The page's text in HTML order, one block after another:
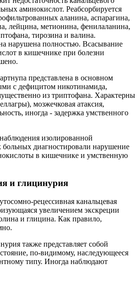
аминокислот. Реабсорбируется
аланина, аспарагина,
лейцина, метионина, фенилаланина,
тирозина и валина.
нарушена полностью. Всасывание
в кишечнике при болезни
представлена в основном
с дефицитом никотинамида,
из триптофана. Характерны
мозжечковая атаксия,
иногда - задержка умственного
изолированной
диагностировали нарушение
в кишечнике и умственную
и глицинурия
рецессивная канальцевая
увеличением экскреции
и глицина. Как правило,
также представляет собой
по-видимому, наследующееся
типу. Иногда наблюдают